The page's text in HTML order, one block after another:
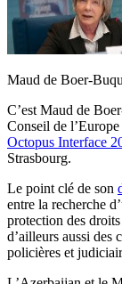
Maud de Boer-
C’est Maud de
Conseil de
Octopus Interface
Strasbourg.
Le point clé de son
entre la recherche
protection des
d’ailleurs aussi des
policières et